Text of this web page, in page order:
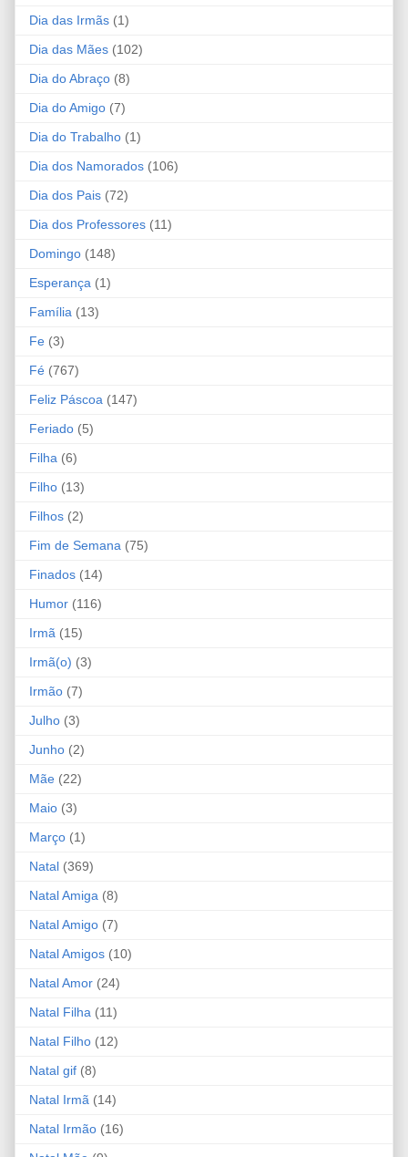
Dia das Irmãs (1)
Dia das Mães (102)
Dia do Abraço (8)
Dia do Amigo (7)
Dia do Trabalho (1)
Dia dos Namorados (106)
Dia dos Pais (72)
Dia dos Professores (11)
Domingo (148)
Esperança (1)
Família (13)
Fe (3)
Fé (767)
Feliz Páscoa (147)
Feriado (5)
Filha (6)
Filho (13)
Filhos (2)
Fim de Semana (75)
Finados (14)
Humor (116)
Irmã (15)
Irmã(o) (3)
Irmão (7)
Julho (3)
Junho (2)
Mãe (22)
Maio (3)
Março (1)
Natal (369)
Natal Amiga (8)
Natal Amigo (7)
Natal Amigos (10)
Natal Amor (24)
Natal Filha (11)
Natal Filho (12)
Natal gif (8)
Natal Irmã (14)
Natal Irmão (16)